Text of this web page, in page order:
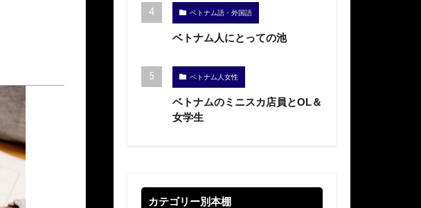
ベトナム語・外国語
ベトナム人にとっての池
ベトナム人女性
ベトナムのミニスカ店員とOL＆
女学生
カテゴリー別本棚